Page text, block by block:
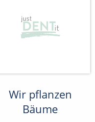
Wir pflanzen
Bäume